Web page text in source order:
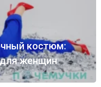
костюм:
женщин